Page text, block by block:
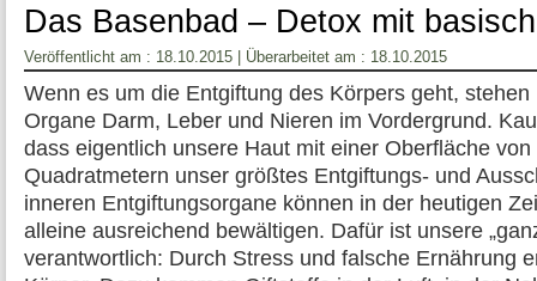
Das Basenbad – Detox mit
Veröffentlicht am : 18.10.2015 | Überarbeitet am : 18.10.2015
Wenn es um die Entgiftung des Körpers geht,
Organe Darm, Leber und Nieren im Vordergrund.
dass eigentlich unsere Haut mit einer Oberfläche von
Quadratmetern unser größtes Entgiftungs- und
inneren Entgiftungsorgane können in der heutigen
alleine ausreichend bewältigen. Dafür ist unsere
verantwortlich: Durch Stress und falsche Ernährung